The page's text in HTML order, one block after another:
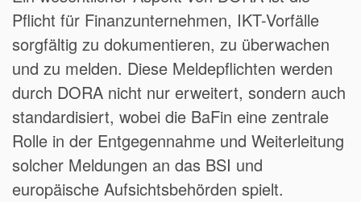
Pflicht für Finanzunternehmen, IKT-Vorfälle
sorgfältig zu dokumentieren, zu überwachen
und zu melden. Diese Meldepflichten werden
durch DORA nicht nur erweitert, sondern auch
standardisiert, wobei die BaFin eine zentrale
Rolle in der Entgegennahme und Weiterleitung
solcher Meldungen an das BSI und
europäische Aufsichtsbehörden spielt.